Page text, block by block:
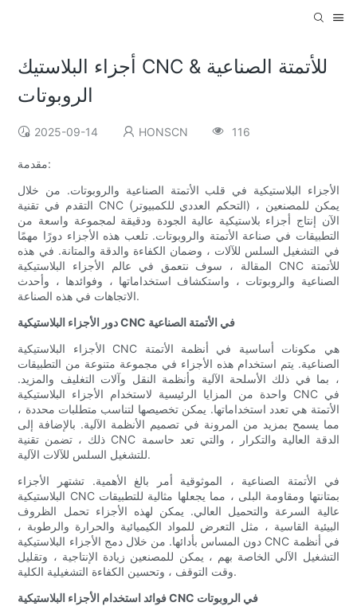
أجزاء البلاستيك CNC للأتمتة الصناعية &
الروبوتات
2025-09-14 HONSCN 116
مقدمة:
الأجزاء البلاستيكية في قلب الأتمتة الصناعية والروبوتات. من خلال
التقدم في تقنية CNC (التحكم العددي للكمبيوتر) ، يمكن للمصنعين
الآن إنتاج أجزاء بلاستيكية عالية الجودة ودقيقة لمجموعة واسعة من
التطبيقات في صناعة الأتمتة والروبوتات. تلعب هذه الأجزاء دورًا مهمًا
في التشغيل السلس للآلات ، وضمان الكفاءة والدقة والمتانة. في هذه
المقالة ، سوف نتعمق في عالم الأجزاء البلاستيكية CNC للأتمتة
الصناعية والروبوتات ، واستكشاف استخداماتها ، وفوائدها ، وأحدث
الاتجاهات في هذه الصناعة.
دور الأجزاء البلاستيكية CNC في الأتمتة الصناعية
الأجزاء البلاستيكية CNC هي مكونات أساسية في أنظمة الأتمتة
الصناعية. يتم استخدام هذه الأجزاء في مجموعة متنوعة من التطبيقات
، بما في ذلك الأسلحة الآلية وأنظمة النقل وآلات التغليف والمزيد.
واحدة من المزايا الرئيسية لاستخدام الأجزاء البلاستيكية CNC في
الأتمتة هي تعدد استخداماتها. يمكن تخصيصها لتناسب متطلبات محددة ،
مما يسمح بمزيد من المرونة في تصميم الأنظمة الآلية. بالإضافة إلى
ذلك ، تضمن تقنية CNC الدقة العالية والتكرار ، والتي تعد حاسمة
للتشغيل السلس للآلات الآلية.
في الأتمتة الصناعية ، الموثوقية أمر بالغ الأهمية. تشتهر الأجزاء
البلاستيكية CNC بمتانتها ومقاومة البلى ، مما يجعلها مثالية للتطبيقات
عالية السرعة والتحميل العالي. يمكن لهذه الأجزاء تحمل الظروف
البيئية القاسية ، مثل التعرض للمواد الكيميائية والحرارة والرطوبة ،
دون المساس بأدائها. من خلال دمج الأجزاء البلاستيكية CNC في أنظمة
التشغيل الآلي الخاصة بهم ، يمكن للمصنعين زيادة الإنتاجية ، وتقليل
وقت التوقف ، وتحسين الكفاءة التشغيلية الكلية.
فوائد استخدام الأجزاء البلاستيكية CNC في الروبوتات